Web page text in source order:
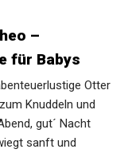
–
für Babys
Otter
Knuddeln und
gut´ Nacht
sanft und